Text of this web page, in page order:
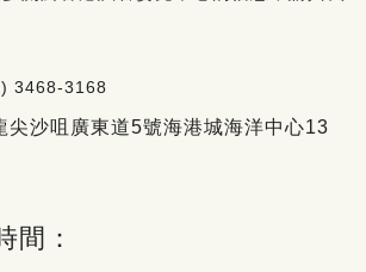
3468-3168
尖沙咀廣東道5號海港城海洋中心13
間：